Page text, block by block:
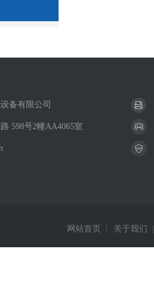
备有限公司
598号2幢AA4065室
网站首页 关于我们